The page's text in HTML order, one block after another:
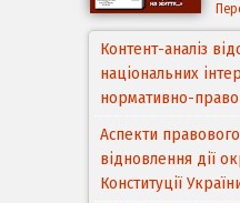
Контент-аналіз
національних
нормативно-
Аспекти
відновлення дії
Конституції